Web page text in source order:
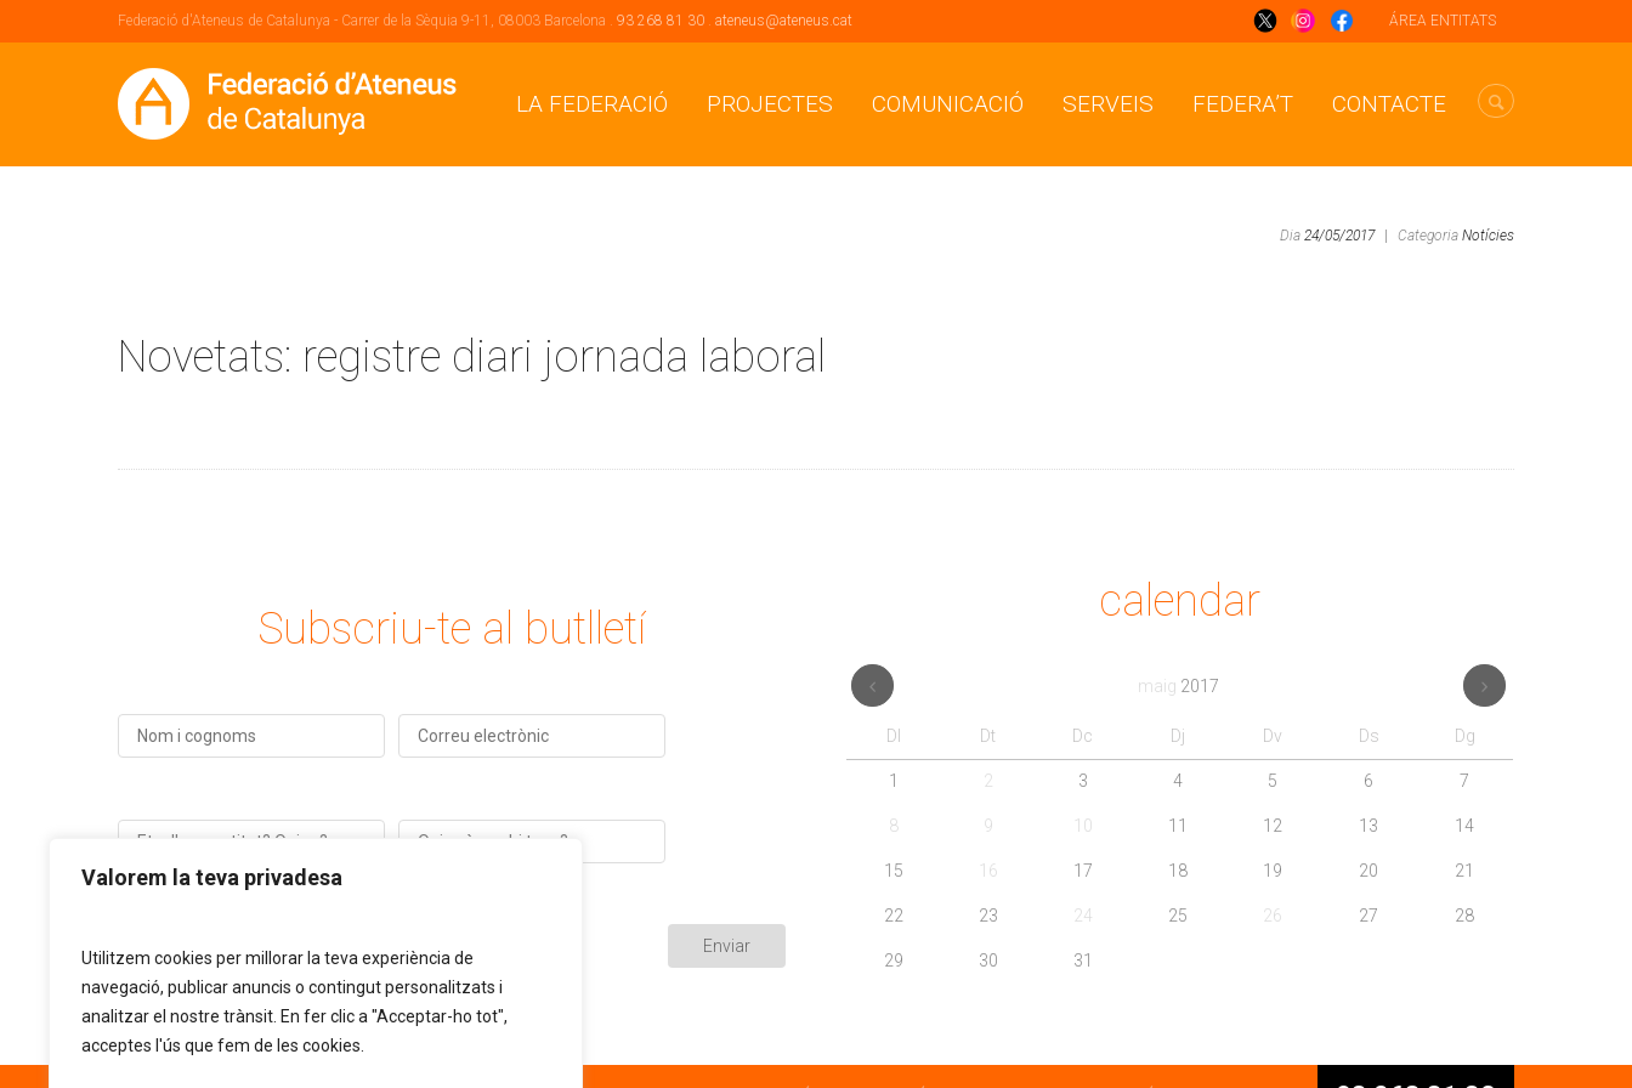
Valorem la teva privadesa
Utilitzem cookies per millorar la teva experiència de
navegació, publicar anuncis o contingut personalitzats i
analitzar el nostre trànsit. En fer clic a "Acceptar-ho tot",
acceptes l'ús que fem de les cookies.
ÁREA ENTITATS
Federació d'Ateneus de Catalunya - Carrer de la Sèquia 9-11, 08003 Barcelona . 93 268 81 30 . ateneus@ateneus.cat
LA FEDERACIÓ PROJECTES COMUNICACIÓ SERVEIS FEDERA’T CONTACTE
Dia 24/05/2017 Categoria Notícies
Novetats: registre diari jornada laboral
Subscriu-te al butlletí
calendar
maig 2017
Dl Dt Dc Dj Dv Ds Dg
1 2 3 4 5 6 7
8 9 10 11 12 13 14
15 16 17 18 19 20 21
22 23 24 25 26 27 28
29 30 31